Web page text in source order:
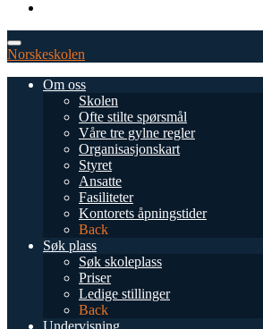
Norskeskolen
Om oss
Skolen
Ofte stilte spørsmål
Våre tre gylne regler
Organisasjonskart
Styret
Ansatte
Fasiliteter
Kontorets åpningstider
Back
Søk plass
Søk skoleplass
Priser
Ledige stillinger
Back
Undervisning